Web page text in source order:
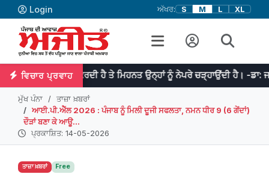
Login ਅੱਖਰ: S M L XL
ਵਿਚਾਰ ਪ੍ਰਵਾਹ
ਆਰੰਭ ਕਰਦੀ ਹੈ ਤੇ ਮਿਹਨਤ ਉਨ੍ਹਾਂ ਨੂੰ ਨੇਪਰੇ ਚੜ੍ਹਾਉਂਦੀ ਹੈ। -ਡਾ: ਜਾਨਸਨ
ਮੁੱਖ ਪੰਨਾ
ਤਾਜ਼ਾ ਖ਼ਬਰਾਂ
ਆਈ.ਪੀ.ਐੱਲ 2026 : ਪੰਜਾਬ ਨੂੰ ਮਿਲੀ ਦੂਜੀ ਸਫਲਤਾ, ਨਮਨ ਧੀਰ 9 (6 ਗੇਂਦਾਂ)
ਦੌੜਾਂ ਬਣਾ ਕੇ ਆਊ...
ਪ੍ਰਕਾਸ਼ਿਤ: 14-05-2026
ਤਾਜ਼ਾ ਖ਼ਬਰਾਂ Free